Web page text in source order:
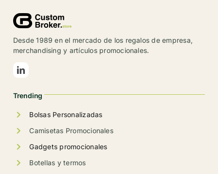
pueden
de
producto
Desde 1989 en el mercado de los regalos de empresa,
merchandising y artículos promocionales.
Trending
Bolsas Personalizadas
Camisetas Promocionales
Gadgets promocionales
Botellas y termos